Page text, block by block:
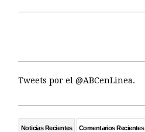
Tweets por el @ABCenLinea.
Noticias Recientes Comentarios Recientes